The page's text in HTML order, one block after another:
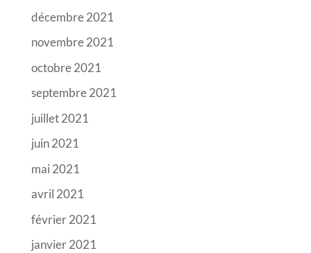
décembre 2021
novembre 2021
octobre 2021
septembre 2021
juillet 2021
juin 2021
mai 2021
avril 2021
février 2021
janvier 2021